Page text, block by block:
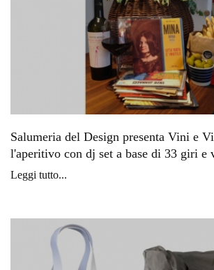
Salumeria del Design presenta Vini e
l'aperitivo con dj set a base di 33 giri e
Leggi tutto...